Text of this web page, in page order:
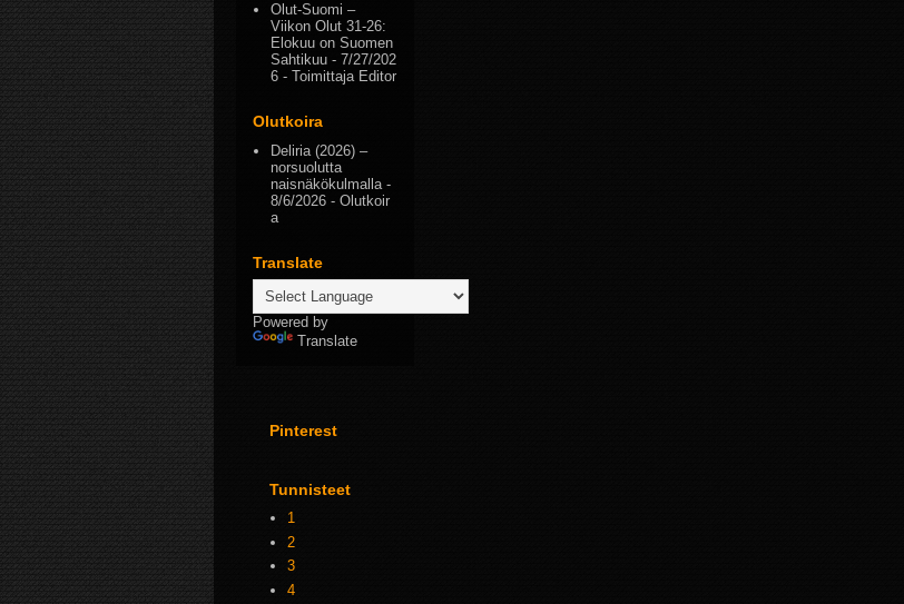
Olut-Suomi –
Viikon Olut 31-26:
Elokuu on Suomen
Sahtikuu - 7/27/202
6 - Toimittaja Editor
Olutkoira
Deliria (2026) –
norsuolutta
naisnäkökulmalla -
8/6/2026 - Olutkoir
a
Translate
Powered by
Translate
Pinterest
Tunnisteet
1
2
3
4